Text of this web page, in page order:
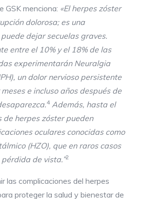
GSK menciona: «El herpes zóster
dolorosa; es una
dejar secuelas graves.
entre el 10% y el 18% de las
experimentarán Neuralgia
un dolor nervioso persistente
e incluso años después de
4Además, hasta el
de herpes zóster pueden
oculares conocidas como
(HZO), que en raros casos
de vista.”2
las complicaciones del herpes
proteger la salud y bienestar de